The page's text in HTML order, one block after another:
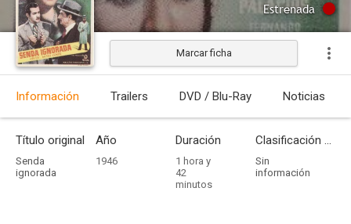
Estrenada
Marcar ficha
Información Trailers DVD / Blu-Ray Noticias
Título original
Senda
ignorada
Año
1946
Duración
1 hora y
42
minutos
Clasificación por edades
Sin
información